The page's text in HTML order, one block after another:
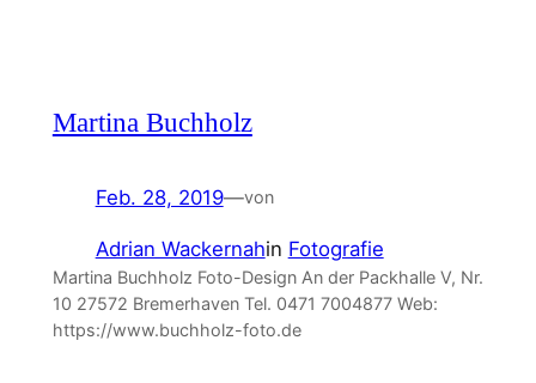
Martina Buchholz
Feb. 28, 2019—von
Adrian Wackernahin Fotografie
Martina Buchholz Foto-Design An der Packhalle V, Nr.
10 27572 Bremerhaven Tel. 0471 7004877‬ Web:
https://www.buchholz-foto.de